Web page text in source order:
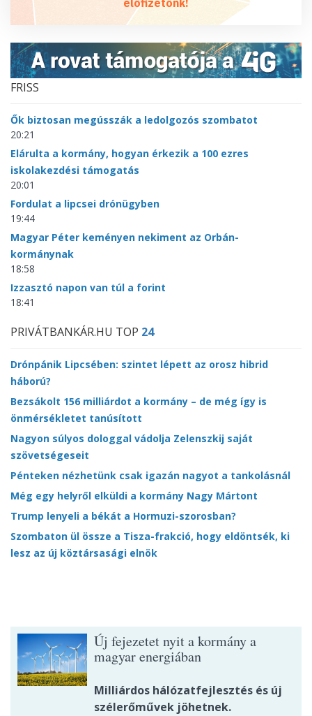
előfizetőnk!
FRISS
Ők biztosan megússzák a ledolgozós szombatot
20:21
Elárulta a kormány, hogyan érkezik a 100 ezres
iskolakezdési támogatás
20:01
Fordulat a lipcsei drónügyben
19:44
Magyar Péter keményen nekiment az Orbán-
kormánynak
18:58
Izzasztó napon van túl a forint
18:41
PRIVÁTBANKÁR.HU TOP 24
Drónpánik Lipcsében: szintet lépett az orosz hibrid
háború?
Bezsákolt 156 milliárdot a kormány – de még így is
önmérsékletet tanúsított
Nagyon súlyos dologgal vádolja Zelenszkij saját
szövetségeseit
Pénteken nézhetünk csak igazán nagyot a tankolásnál
Még egy helyről elküldi a kormány Nagy Mártont
Trump lenyeli a békát a Hormuzi-szorosban?
Szombaton ül össze a Tisza-frakció, hogy eldöntsék, ki
lesz az új köztársasági elnök
Új fejezetet nyit a kormány a
magyar energiában
Milliárdos hálózatfejlesztés és új
szélerőművek jöhetnek.